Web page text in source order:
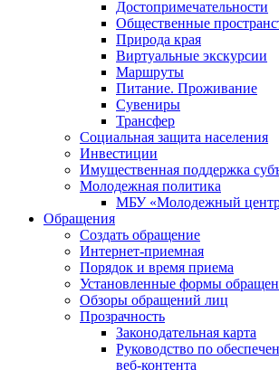
Достопримечательности
Общественные
Природа края
Виртуальные экскурсии
Маршруты
Питание. Проживание
Сувениры
Трансфер
Социальная защита населения
Инвестиции
Имущественная поддержка
Молодежная политика
МБУ «Молодежный
Обращения
Создать обращение
Интернет-приемная
Порядок и время приема
Установленные формы
Обзоры обращений лиц
Прозрачность
Законодательная карта
Руководство по
веб-контента